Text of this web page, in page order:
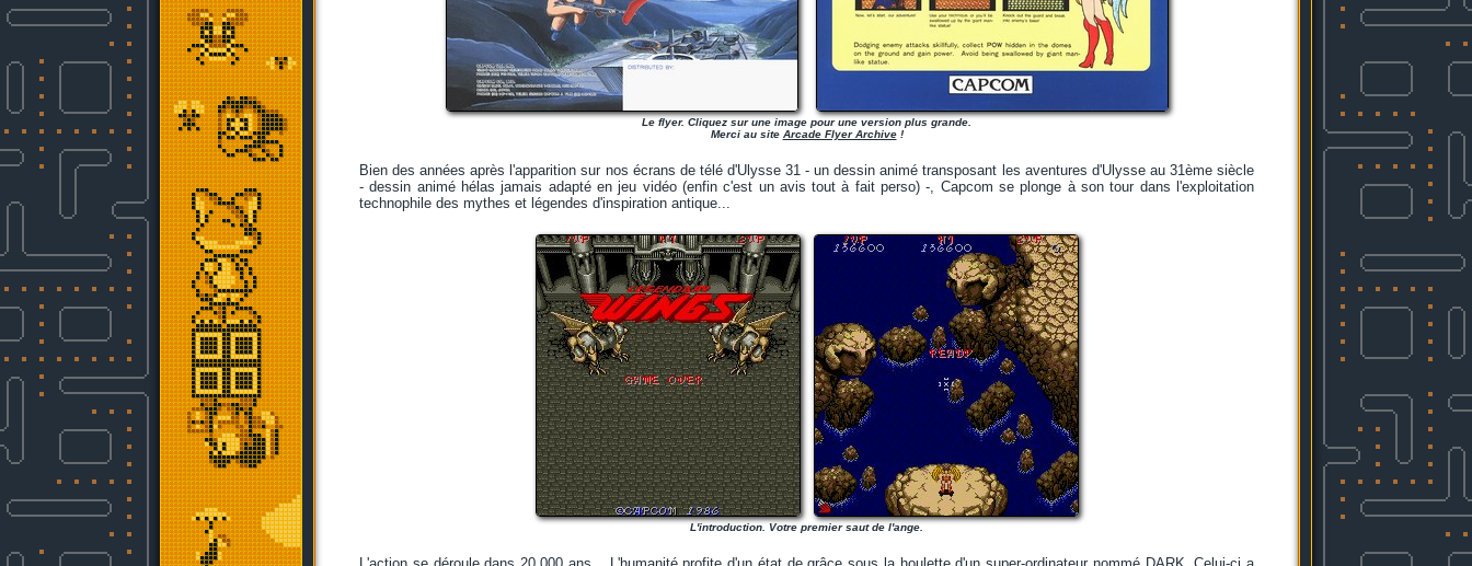
Le flyer. Cliquez sur une image pour une version plus grande.
Merci au site Arcade Flyer Archive!
Bien des années après l'apparition sur nos écrans de télé d'Ulysse 31 - un dessin animé transposant les aventures d'Ulysse au 31ème siècle
- dessin animé hélas jamais adapté en jeu vidéo (enfin c'est un avis tout à fait perso) -, Capcom se plonge à son tour dans l'exploitation
technophile des mythes et légendes d'inspiration antique...
L'introduction. Votre premier saut de l'ange.